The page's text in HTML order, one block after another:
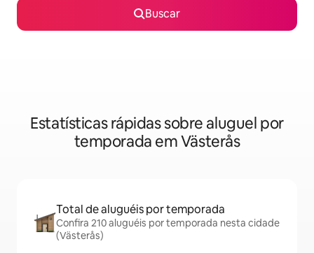
Buscar
Estatísticas rápidas sobre aluguel por
temporada em Västerås
Total de aluguéis por temporada
Confira 210 aluguéis por temporada nesta cidade
(Västerås)